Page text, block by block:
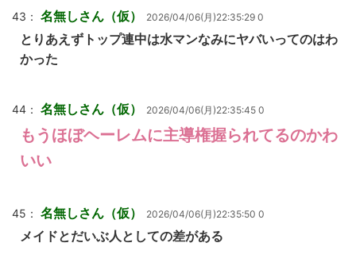
43： 名無しさん（仮） 2026/04/06(月)22:35:29 0
とりあえずトップ連中は水マンなみにヤバいってのはわ
かった
44： 名無しさん（仮） 2026/04/06(月)22:35:45 0
もうほぼヘーレムに主導権握られてるのかわ
いい
45： 名無しさん（仮） 2026/04/06(月)22:35:50 0
メイドとだいぶ人としての差がある